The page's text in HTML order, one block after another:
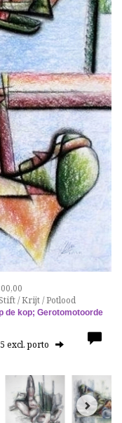
/ Krijt / Potlood
de kop; Gerotomotoorde
excl. porto